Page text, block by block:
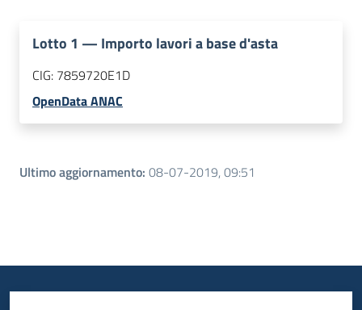
Lotto 1 — Importo lavori a base d'asta
CIG: 7859720E1D
OpenData ANAC
Ultimo aggiornamento: 08-07-2019, 09:51